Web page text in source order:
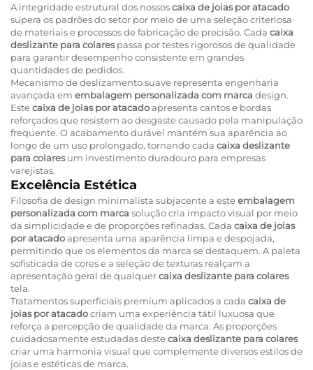
A integridade estrutural dos nossoscaixa de joias por atacado
supera os padrões do setor por meio de uma seleção criteriosa
de materiais e processos de fabricação de precisão. Cada caixa
deslizante para colarespassa por testes rigorosos de qualidade
para garantir desempenho consistente em grandes
quantidades de pedidos.
Mecanismo de deslizamento suave representa engenharia
avançada em embalagem personalizada com marca design.
Estecaixa de joias por atacadoapresenta cantos e bordas
reforçados que resistem ao desgaste causado pela manipulação
frequente. O acabamento durável mantém sua aparência ao
longo de um uso prolongado, tornando cada caixa deslizante
para colaresum investimento duradouro para empresas
varejistas.
Excelência Estética
Filosofia de design minimalista subjacente a esteembalagem
personalizada com marca solução cria impacto visual por meio
da simplicidade e de proporções refinadas. Cada caixa de joias
por atacadoapresenta uma aparência limpa e despojada,
permitindo que os elementos da marca se destaquem. A paleta
sofisticada de cores e a seleção de texturas realçam a
apresentação geral de qualquercaixa deslizante para colares
tela.
Tratamentos superficiais premium aplicados a cada caixa de
joias por atacadocriam uma experiência tátil luxuosa que
reforça a percepção de qualidade da marca. As proporções
cuidadosamente estudadas destecaixa deslizante para colares
criar uma harmonia visual que complemente diversos estilos de
joias e estéticas de marca.